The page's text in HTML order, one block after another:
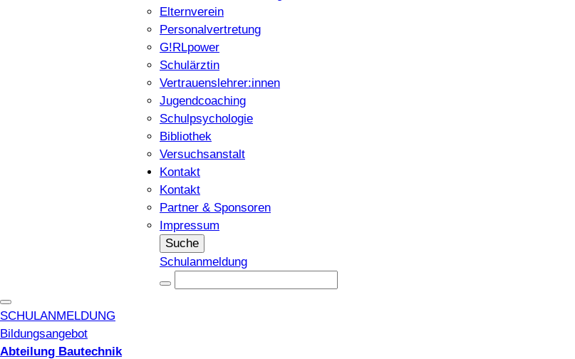
Elternverein
Personalvertretung
G!RLpower
Schulärztin
Vertrauenslehrer:innen
Jugendcoaching
Schulpsychologie
Bibliothek
Versuchsanstalt
Kontakt
Kontakt
Partner & Sponsoren
Impressum
Suche
Schulanmeldung
SCHULANMELDUNG
Bildungsangebot
Abteilung Bautechnik